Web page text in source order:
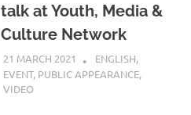
talk at Youth, Media &
Culture Network
21 MARCH 2021 VGRASS
ENGLISH,
EVENT, PUBLIC APPEARANCE,
VIDEO